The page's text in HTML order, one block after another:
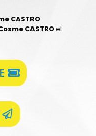
CASTRO
CASTROet